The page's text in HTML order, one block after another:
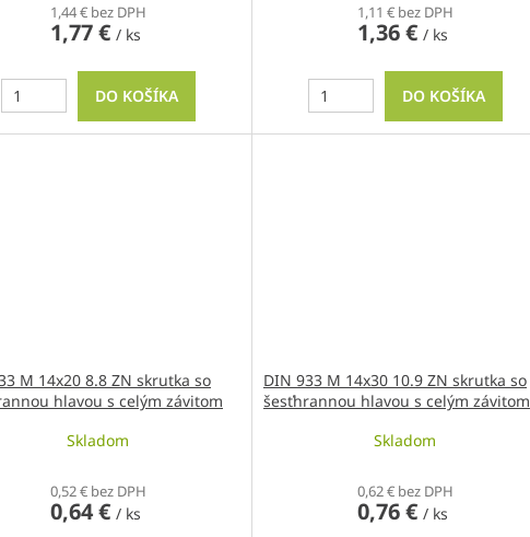
1,44 € bez DPH
1,77 € / ks
DO KOŠÍKA
1,11 € bez DPH
1,36 € / ks
DO KOŠÍKA
M 14x20 8.8 ZN skrutka so
hlavou s celým závitom
Skladom
0,52 € bez DPH
0,64 € / ks
DIN 933 M 14x30 10.9 ZN skrutka so
šesťhrannou hlavou s celým závitom
Skladom
0,62 € bez DPH
0,76 € / ks